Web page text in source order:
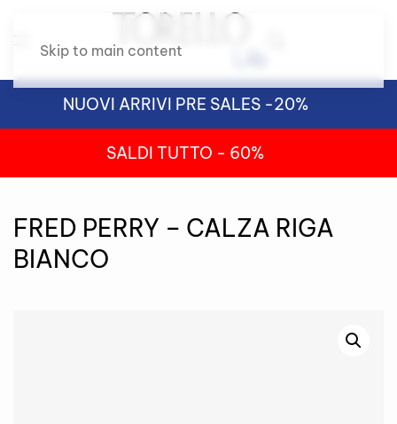
Skip to main content
NUOVI ARRIVI PRE SALES -20%
SALDI TUTTO - 60%
FRED PERRY – CALZA RIGA
BIANCO